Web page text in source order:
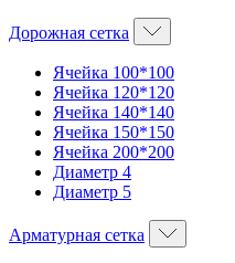
Дорожная сетка
Ячейка 100*100
Ячейка 120*120
Ячейка 140*140
Ячейка 150*150
Ячейка 200*200
Диаметр 4
Диаметр 5
Арматурная сетка